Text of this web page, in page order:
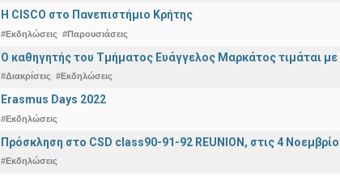
Η CISCO στο Πανεπιστήμιο Κρήτης
#Εκδηλώσεις #Παρουσιάσεις
Ο καθηγητής του Τμήματος Ευάγγελος Μαρκάτος τιμάται
#Διακρίσεις #Εκδηλώσεις
Erasmus Days 2022
#Εκδηλώσεις
Πρόσκληση στο CSD class90-91-92 REUNION, στις 4
#Εκδηλώσεις